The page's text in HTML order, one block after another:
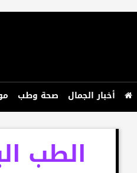
أخبار الجمال صحة وطب
الطب